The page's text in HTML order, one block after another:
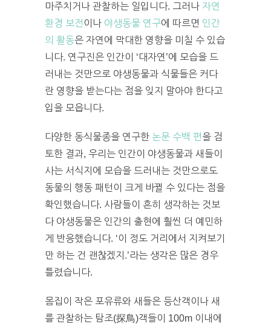
마주치거나 관찰하는 일입니다. 그러나 자연
환경 보전 이나 야생동물 연구에 따르면 인간
의 활동은 자연에 막대한 영향을 미칠 수 있습
니다. 연구진은 인간이 ‘대자연’에 모습을 드
러내는 것만으로 야생동물과 식물들은 커다
란 영향을 받는다는 점을 잊지 말아야 한다고
입을 모읍니다.
다양한 동식물종을 연구한 논문 수백 편을 검
토한 결과, 우리는 인간이 야생동물과 새들이
사는 서식지에 모습을 드러내는 것만으로도
동물의 행동 패턴이 크게 바뀔 수 있다는 점을
확인했습니다. 사람들이 흔히 생각하는 것보
다 야생동물은 인간의 출현에 훨씬 더 예민하
게 반응했습니다. ‘이 정도 거리에서 지켜보기
만 하는 건 괜찮겠지.’라는 생각은 많은 경우
틀렸습니다.
몸집이 작은 포유류와 새들은 등산객이나 새
를 관찰하는 탐조(探鳥)객들이 100m 이내에